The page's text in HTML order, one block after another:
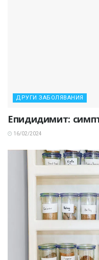
ДРУГИ ЗАБОЛЯВАНИЯ
Епидидимит:
16/02/2024